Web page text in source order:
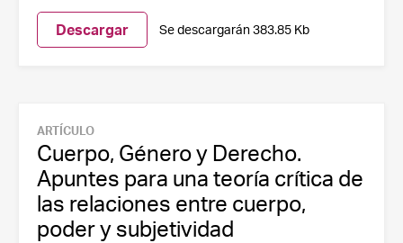
Descargar Se descargarán 383.85 Kb
ARTÍCULO
Cuerpo, Género y Derecho.
Apuntes para una teoría crítica de
las relaciones entre cuerpo,
poder y subjetividad